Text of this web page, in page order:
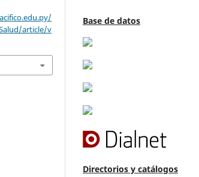
article/v
Base de datos
Directorios y catálogos